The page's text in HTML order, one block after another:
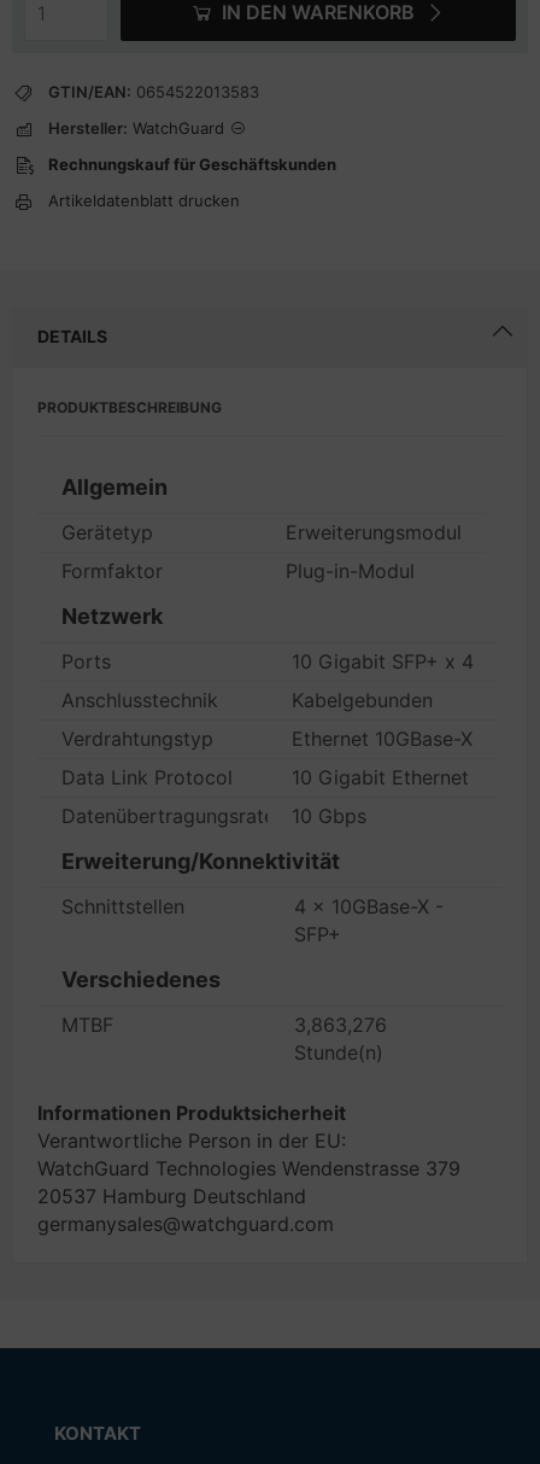
IN DEN WARENKORB
GTIN/EAN: 0654522013583
Hersteller: WatchGuard
Rechnungskauf für Geschäftskunden
Artikeldatenblatt drucken
DETAILS
PRODUKTBESCHREIBUNG
Allgemein
Gerätetyp
Erweiterungsmodul
Formfaktor
Plug-in-Modul
Netzwerk
Ports
10 Gigabit SFP+ x 4
Anschlusstechnik
Kabelgebunden
Verdrahtungstyp
Ethernet 10GBase-X
Data Link Protocol
10 Gigabit Ethernet
Datenübertragungsrate
10 Gbps
Erweiterung/Konnektivität
Schnittstellen
4 x 10GBase-X -
SFP+
Verschiedenes
MTBF
3,863,276
Stunde(n)
Informationen Produktsicherheit
Verantwortliche Person in der EU:
WatchGuard Technologies Wendenstrasse 379
20537 Hamburg Deutschland
germanysales@watchguard.com
KONTAKT